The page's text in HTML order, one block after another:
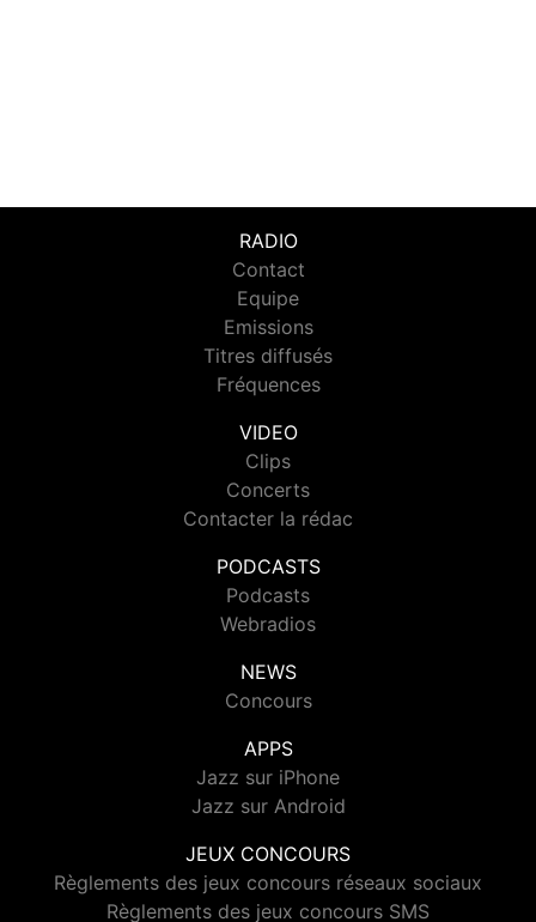
RADIO
Contact
Equipe
Emissions
Titres diffusés
Fréquences
VIDEO
Clips
Concerts
Contacter la rédac
PODCASTS
Podcasts
Webradios
NEWS
Concours
APPS
Jazz sur iPhone
Jazz sur Android
JEUX CONCOURS
Règlements des jeux concours réseaux sociaux
Règlements des jeux concours SMS